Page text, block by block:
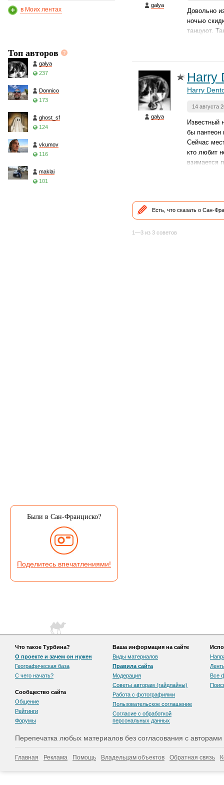
в Моих лентах
Топ авторов
galya
237
Donnico
173
ghost_sf
124
vkumov
116
maklai
101
Были в Сан-Франциско?
Поделитесь впечатлениями!
galya
Довольно
ночью
танцуют.
galya
Harry
Harry
14 августа
Известный
бы пантеон
Сейчас
кто любит
взимается
Есть, что сказать о Сан-
1—3 из 3 советов
Что такое Турбина?
О проекте и зачем он нужен
Географическая база
С чего начать?
Сообщество сайта
Общение
Рейтинги
Форумы
Ваша информация на сайте
Виды материалов
Правила сайта
Модерация
Советы авторам (гайдлайны)
Работа с фотографиями
Пользовательскоe соглашение
Согласие с обработкой
персональных данных
Все
Перепечатка любых материалов без согласования с
Главная Реклама Помощь Владельцам объектов Обратная связь